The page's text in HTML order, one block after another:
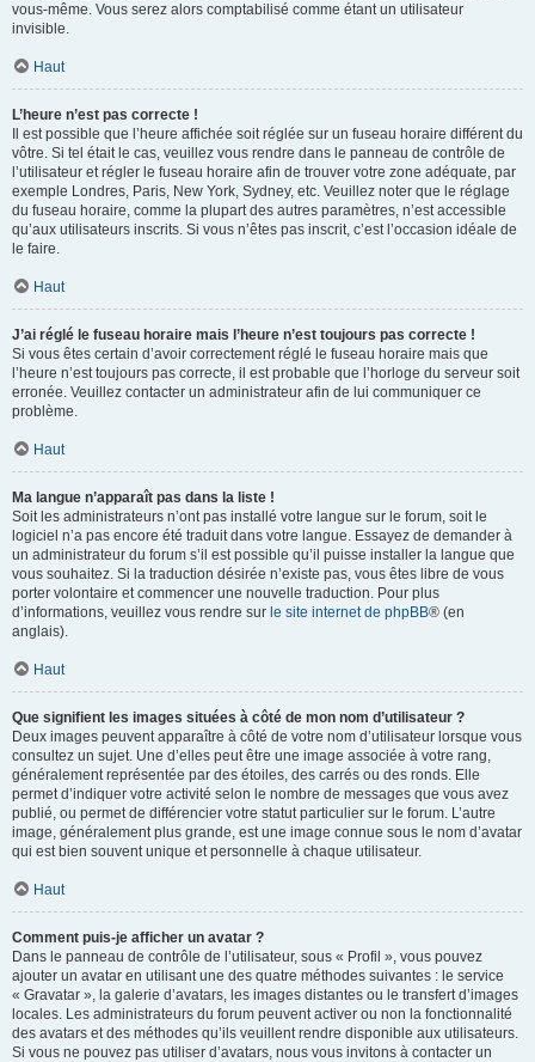
vous-même. Vous serez alors comptabilisé comme étant un utilisateur
invisible.
Haut
L’heure n’est pas correcte !
Il est possible que l’heure affichée soit réglée sur un fuseau horaire différent du
vôtre. Si tel était le cas, veuillez vous rendre dans le panneau de contrôle de
l’utilisateur et régler le fuseau horaire afin de trouver votre zone adéquate, par
exemple Londres, Paris, New York, Sydney, etc. Veuillez noter que le réglage
du fuseau horaire, comme la plupart des autres paramètres, n’est accessible
qu’aux utilisateurs inscrits. Si vous n’êtes pas inscrit, c’est l’occasion idéale de
le faire.
Haut
J’ai réglé le fuseau horaire mais l’heure n’est toujours pas correcte !
Si vous êtes certain d’avoir correctement réglé le fuseau horaire mais que
l’heure n’est toujours pas correcte, il est probable que l’horloge du serveur soit
erronée. Veuillez contacter un administrateur afin de lui communiquer ce
problème.
Haut
Ma langue n’apparaît pas dans la liste !
Soit les administrateurs n’ont pas installé votre langue sur le forum, soit le
logiciel n’a pas encore été traduit dans votre langue. Essayez de demander à
un administrateur du forum s’il est possible qu’il puisse installer la langue que
vous souhaitez. Si la traduction désirée n’existe pas, vous êtes libre de vous
porter volontaire et commencer une nouvelle traduction. Pour plus
d’informations, veuillez vous rendre sur le site internet de phpBB® (en
anglais).
Haut
Que signifient les images situées à côté de mon nom d’utilisateur ?
Deux images peuvent apparaître à côté de votre nom d’utilisateur lorsque vous
consultez un sujet. Une d’elles peut être une image associée à votre rang,
généralement représentée par des étoiles, des carrés ou des ronds. Elle
permet d’indiquer votre activité selon le nombre de messages que vous avez
publié, ou permet de différencier votre statut particulier sur le forum. L’autre
image, généralement plus grande, est une image connue sous le nom d’avatar
qui est bien souvent unique et personnelle à chaque utilisateur.
Haut
Comment puis-je afficher un avatar ?
Dans le panneau de contrôle de l’utilisateur, sous « Profil », vous pouvez
ajouter un avatar en utilisant une des quatre méthodes suivantes : le service
« Gravatar », la galerie d’avatars, les images distantes ou le transfert d’images
locales. Les administrateurs du forum peuvent activer ou non la fonctionnalité
des avatars et des méthodes qu’ils veuillent rendre disponible aux utilisateurs.
Si vous ne pouvez pas utiliser d’avatars, nous vous invitons à contacter un